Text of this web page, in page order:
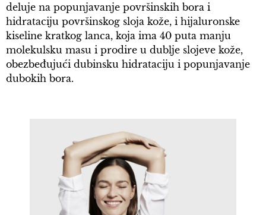
deluje na popunjavanje površinskih bora i
hidrataciju površinskog sloja kože, i hijaluronske
kiseline kratkog lanca, koja ima 40 puta manju
molekulsku masu i prodire u dublje slojeve kože,
obezbeđujući dubinsku hidrataciju i popunjavanje
dubokih bora.